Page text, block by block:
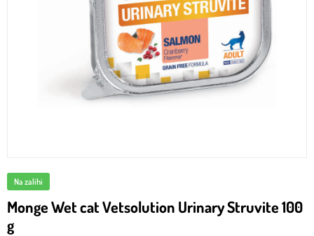
Na zalihi
Monge Wet cat Vetsolution Urinary Struvite 100
g